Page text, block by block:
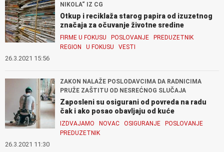
NIKOLA“ IZ CG
Otkup i reciklaža starog papira od izuzetnog
značaja za očuvanje životne sredine
FIRME U FOKUSU POSLOVANJE
PREDUZETNIK
REGION
U FOKUSU VESTI
26.3.2021 15:56
ZAKON NALAŽE POSLODAVCIMA DA RADNICIMA
PRUŽE ZAŠTITU OD NESREĆNOG SLUČAJA
Zaposleni su osigurani od povreda na radu
čak i ako posao obavljaju od kuće
IZDVAJAMO NOVAC OSIGURANJE
POSLOVANJE
PREDUZETNIK
26.3.2021 11:30